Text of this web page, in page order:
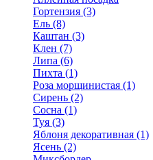
Гортензия (3)
Ель (8)
Каштан (3)
Клен (7)
Липа (6)
Пихта (1)
Роза морщинистая (1)
Сирень (2)
Сосна (1)
Туя (3)
Яблоня декоративная (1)
Ясень (2)